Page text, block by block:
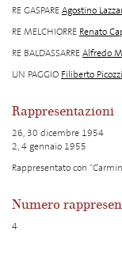
RE GASPAREAgostino
RE MELCHIORRE Renato
RE BALDASSARREAlfredo
UN PAGGIO Filiberto Picozzi
Rappresentazioni
26, 30 dicembre 1954
2, 4 gennaio 1955
Rappresentato con
Numero
4